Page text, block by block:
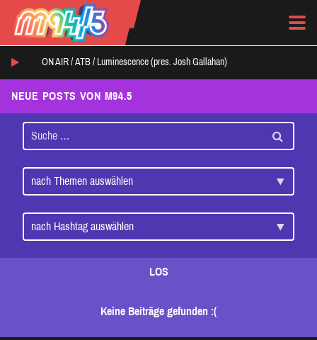
ON AIR / ATB / Luminescence (pres. Josh Gallahan)
NEUE POSTS VON M94.5
LOS
Keine Beiträge gefunden :(